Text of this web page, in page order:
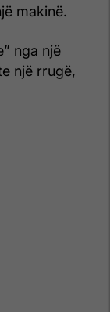
makinë.
nga një
një rrugë,